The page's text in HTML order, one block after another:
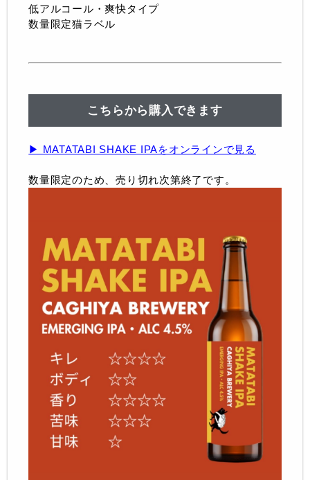
低アルコール・爽快タイプ
数量限定猫ラベル
こちらから購入できます
▶ MATATABI SHAKE IPAをオンラインで見る
数量限定のため、売り切れ次第終了です。